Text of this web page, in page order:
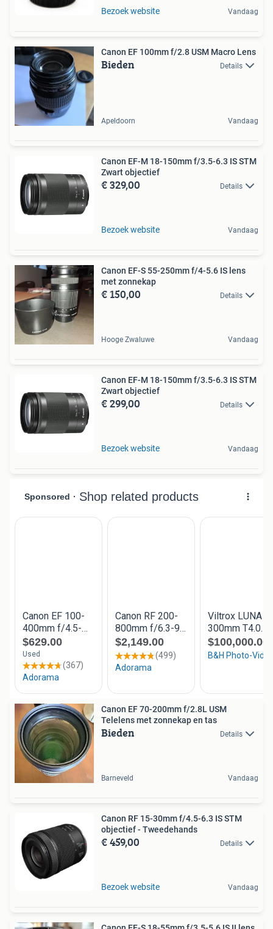
Bezoek website Vandaag
Canon EF 100mm f/2.8 USM Macro Lens
Bieden Details
Apeldoorn Vandaag
Canon EF-M 18-150mm f/3.5-6.3 IS STM
Zwart objectief
€ 329,00 Details
Bezoek website Vandaag
Canon EF-S 55-250mm f/4-5.6 IS lens
met zonnekap
€ 150,00 Details
Hooge Zwaluwe Vandaag
Canon EF-M 18-150mm f/3.5-6.3 IS STM
Zwart objectief
€ 299,00 Details
Bezoek website Vandaag
Canon EF 70-200mm f/2.8L USM
Telelens met zonnekap en tas
Bieden Details
Barneveld Vandaag
Canon RF 15-30mm f/4.5-6.3 IS STM
objectief - Tweedehands
€ 459,00 Details
Bezoek website Vandaag